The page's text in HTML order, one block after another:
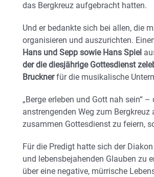
das Bergkreuz aufgebracht hatten.
Und er bedankte sich bei allen, die
organisieren und auszurichten.
Hans und Sepp sowie Hans Spiel
der die diesjährige Gottesdienst
Brucknerfür die musikalische
„Berge erleben und Gott nah sein“
anstrengenden Weg zum
zusammen Gottesdienst zu feiern,
Für die Predigt hatte sich der
und lebensbejahenden Glauben zu
über eine negative, mürrische